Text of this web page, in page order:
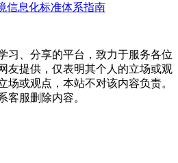
信息化标准体系指南
习、分享的平台，致力于服务各位
友提供，仅表明其个人的立场或观
场或观点，本站不对该内容负责。
客服删除内容。